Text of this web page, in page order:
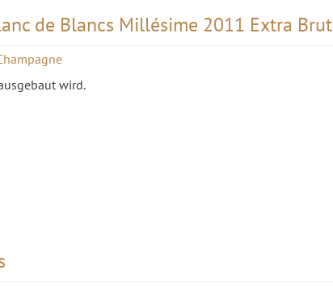
de Blancs Millésime 2011 Extra Brut
wird.